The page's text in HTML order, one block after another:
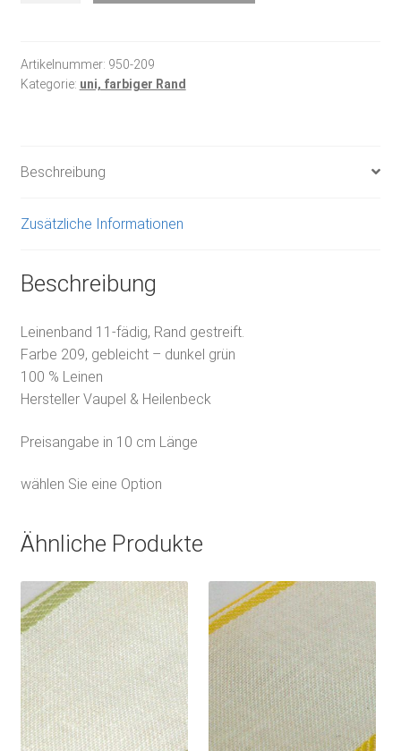
Artikelnummer: 950-209
Kategorie: uni, farbiger Rand
Beschreibung
Zusätzliche Informationen
Beschreibung
Leinenband 11-fädig, Rand gestreift.
Farbe 209, gebleicht – dunkel grün
100 % Leinen
Hersteller Vaupel & Heilenbeck
Preisangabe in 10 cm Länge
wählen Sie eine Option
Ähnliche Produkte